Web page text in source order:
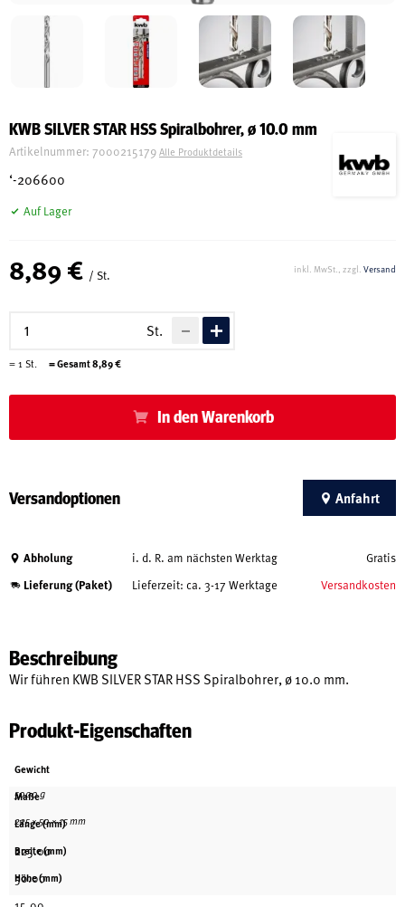
Schreinerei
Ausstellung
Kataloge
Über uns
Geschichte
KWB SILVER STAR HSS Spiralbohrer, ø 10.0 mm
Artikelnummer: 7000215179 Alle Produktdetails
‘-206600
Auf Lager
8,89 € / St. inkl. MwSt., zzgl. Versand
St.
= 1 St. = Gesamt8,89€
In den Warenkorb
Versandoptionen Anfahrt
Abholung i. d. R. am nächsten Werktag Gratis
Lieferung (Paket) Lieferzeit: ca. 3-17 Werktage Versandkosten
Beschreibung
Wir führen KWB SILVER STAR HSS Spiralbohrer, ø 10.0 mm.
Produkt-Eigenschaften
Gewicht
5000 g
Maße
225 × 50 × 15 mm
Länge (mm)
225.00
Breite (mm)
50.00
Höhe (mm)